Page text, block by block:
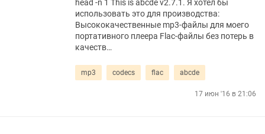
head -n 1 This is abcde v2.7.1. Я хотел бы
использовать это для производства:
Высококачественные mp3-файлы для моего
портативного плеера Flac-файлы без потерь в
качеств…
mp3 codecs flac abcde
17 июн '16 в 21:06